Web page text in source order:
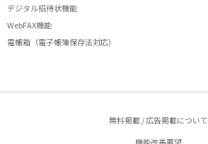
デジタル招待状機能
WebFAX機能
電帳箱（電子帳簿保存法対応）
無料掲載 / 広告掲載について